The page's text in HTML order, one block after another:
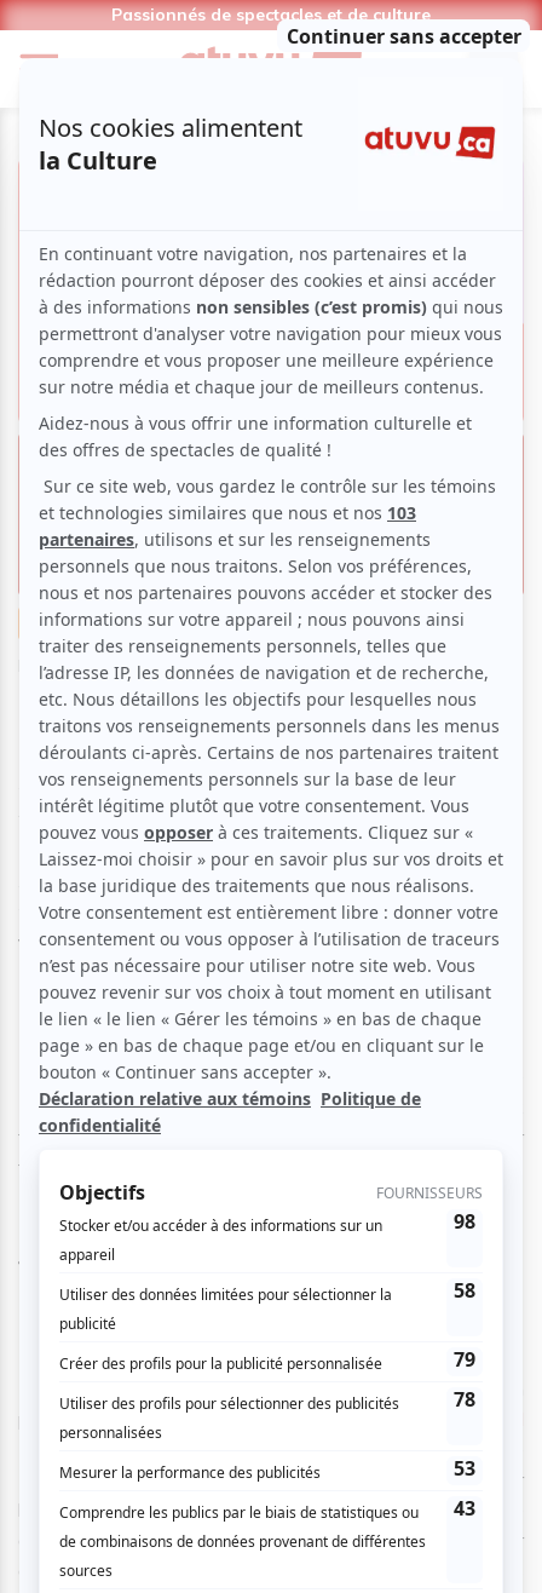
Passionnés de spectacles et de culture
Francos de Montréal 2024 | 5
artistes à voir ou à découvrir
avec ses proches
Musique Festival Suggestions de sorties
Nouvelles
ParProgramme A| 30 mai 2024 | Contenu sponsorisé
Les Francos de Montréal, rendez-vous
incontournable de la musique francophone, sont
prêtes à prendre le contrôle du centre-ville du 14 au
22 juin et il est désormais temps de se pencher sur
quels spectacles aller voir. atuvu.ca a pour vous 5
spectacles en salle qui vous feront passer de bons
moments, que vous soyez avec vos amis, votre mère,
votre père, vos enfants ou votre amoureux,
amoureuse !
Pour cette 35e édition, le cœur est à la fête avec près de
150 spectacles présentés en plein centre-ville, offrant aux
festivalières et festivaliers divers styles musicaux pour
toutes et tous.
Jill Barber - 16 juin
Le Studio TD
Lors du coup d'envoi des Francos de Montréal le 14 juin
prochain, l'auteure-compositrice-interprète canadienne
Barber
Encore!. Deux jours plus tard, elle sera sur place pour fouler
la scène du Studio TD pour présenter ses reprises de
grandes chansons francophones et pour vous transporter
dans son univers musical folk-pop où l’on retrouve de plus